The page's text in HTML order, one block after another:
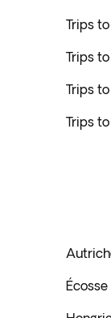
Trips
Trips
Trips
Trips
Écosse